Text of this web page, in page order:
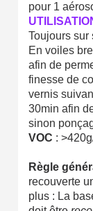
pour 1
Toujours sur
En voiles
afin de
finesse de
vernis
30min afin
sinon
VOC :
Règle
recouverte
plus : La